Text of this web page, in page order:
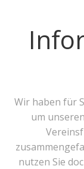
Wir haben für
um
nutzen Sie